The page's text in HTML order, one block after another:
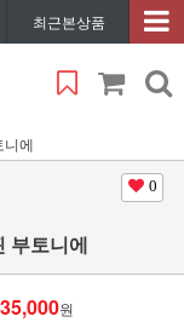
최근본상품
니에
0
부토니에
35,000원